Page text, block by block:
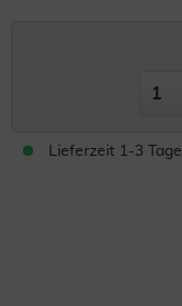
Lieferzeit 1-3 Tage